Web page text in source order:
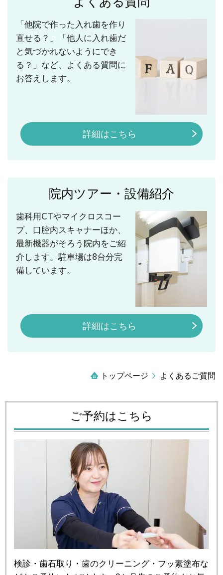
「他院で作った入れ歯を作り
直せる？」「他人に入れ歯だ
と気づかれないようにでき
る？」など、よくある質問に
お答えします。
詳細はこちら
院内ツアー・設備紹介
歯科用CTやマイクロスコー
プ、口腔内スキャナーほか、
最新機器がそろう院内をご紹
介します。駐車場は8台分完
備しています。
詳細はこちら
トップページ よくあるご質問
ご予約はこちら
検診・歯石取り・歯のクリーニング・フッ素塗布な